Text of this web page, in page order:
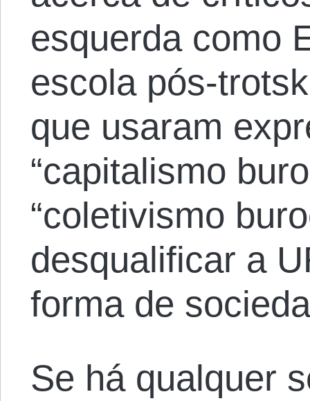
esquerda como
escola pós-
que usaram
“capitalismo
“coletivismo
desqualificar a
forma de
Se há qualquer